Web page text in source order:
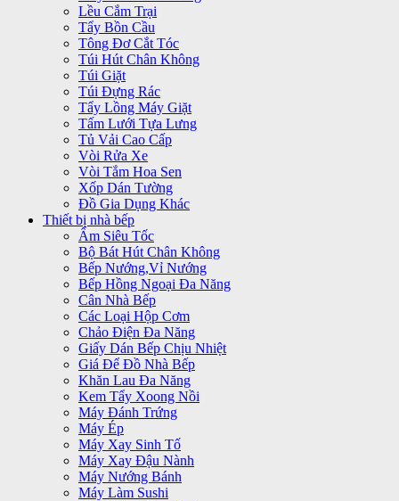
Lều Cắm Trại
Tẩy Bồn Cầu
Tông Đơ Cắt Tóc
Túi Hút Chân Không
Túi Giặt
Túi Đựng Rác
Tẩy Lồng Máy Giặt
Tấm Lưới Tựa Lưng
Tủ Vải Cao Cấp
Vòi Rửa Xe
Vòi Tắm Hoa Sen
Xốp Dán Tường
Đồ Gia Dụng Khác
Thiết bị nhà bếp
Ấm Siêu Tốc
Bộ Bát Hút Chân Không
Bếp Nướng,Vỉ Nướng
Bếp Hồng Ngoại Đa Năng
Cân Nhà Bếp
Các Loại Hộp Cơm
Chảo Điện Đa Năng
Giấy Dán Bếp Chịu Nhiệt
Giá Để Đồ Nhà Bếp
Khăn Lau Đa Năng
Kem Tẩy Xoong Nồi
Máy Đánh Trứng
Máy Ép
Máy Xay Sinh Tố
Máy Xay Đậu Nành
Máy Nướng Bánh
Máy Làm Sushi